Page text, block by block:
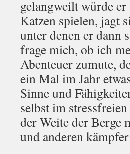
gelangweilt würde
Katzen spielen, jagt
unter denen er dann
frage mich, ob ich
Abenteuer zumute,
ein Mal im Jahr
Sinne und
selbst im
der Weite der Berge
und anderen